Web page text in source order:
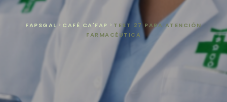
FAPSGAL> CAFÉ CA'FAP > TEST 27 PARA ATENCIÓN
FARMACÉUTICA